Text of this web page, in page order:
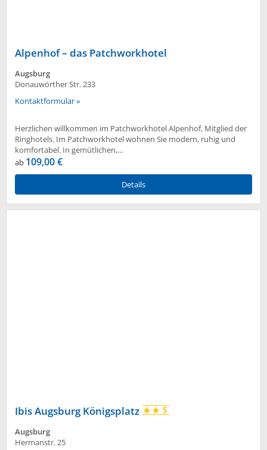
Alpenhof – das Patchworkhotel
Augsburg
Donauwörther Str. 233
Kontaktformular »
Herzlichen willkommen im Patchworkhotel Alpenhof, Mitglied der
Ringhotels. Im Patchworkhotel wohnen Sie modern, ruhig und
komfortabel. In gemütlichen,...
ab 109,00 €
Details
Ibis Augsburg Königsplatz
Augsburg
Hermanstr. 25